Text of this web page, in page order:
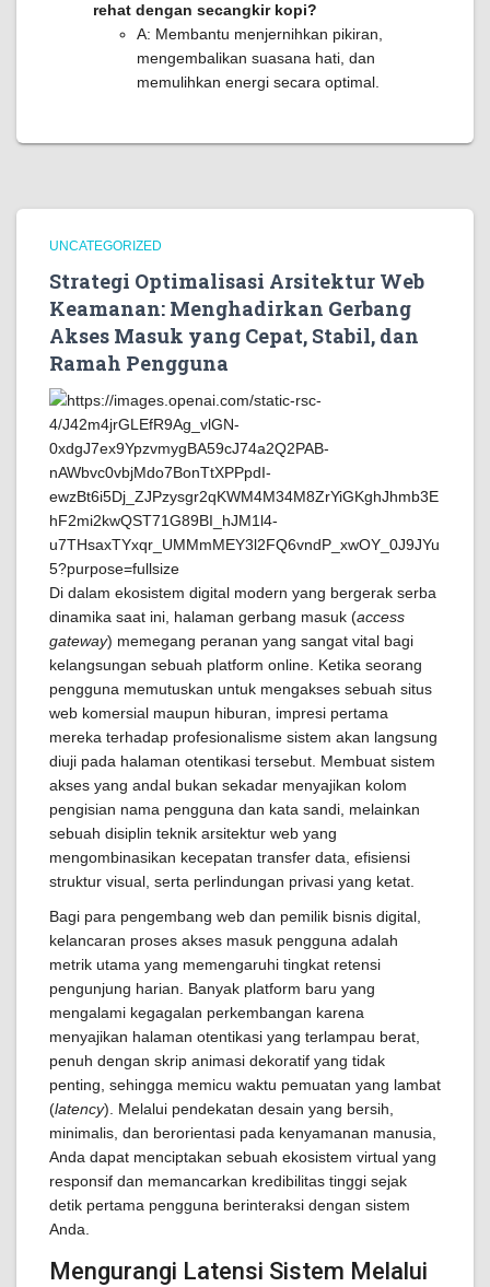
rehat dengan secangkir kopi?
A: Membantu menjernihkan pikiran,
mengembalikan suasana hati, dan
memulihkan energi secara optimal.
UNCATEGORIZED
Strategi Optimalisasi Arsitektur Web
Keamanan: Menghadirkan Gerbang
Akses Masuk yang Cepat, Stabil, dan
Ramah Pengguna
Di dalam ekosistem digital modern yang bergerak serba
dinamika saat ini, halaman gerbang masuk (access
gateway) memegang peranan yang sangat vital bagi
kelangsungan sebuah platform online. Ketika seorang
pengguna memutuskan untuk mengakses sebuah situs
web komersial maupun hiburan, impresi pertama
mereka terhadap profesionalisme sistem akan langsung
diuji pada halaman otentikasi tersebut. Membuat sistem
akses yang andal bukan sekadar menyajikan kolom
pengisian nama pengguna dan kata sandi, melainkan
sebuah disiplin teknik arsitektur web yang
mengombinasikan kecepatan transfer data, efisiensi
struktur visual, serta perlindungan privasi yang ketat.
Bagi para pengembang web dan pemilik bisnis digital,
kelancaran proses akses masuk pengguna adalah
metrik utama yang memengaruhi tingkat retensi
pengunjung harian. Banyak platform baru yang
mengalami kegagalan perkembangan karena
menyajikan halaman otentikasi yang terlampau berat,
penuh dengan skrip animasi dekoratif yang tidak
penting, sehingga memicu waktu pemuatan yang lambat
(latency). Melalui pendekatan desain yang bersih,
minimalis, dan berorientasi pada kenyamanan manusia,
Anda dapat menciptakan sebuah ekosistem virtual yang
responsif dan memancarkan kredibilitas tinggi sejak
detik pertama pengguna berinteraksi dengan sistem
Anda.
Mengurangi Latensi Sistem Melalui